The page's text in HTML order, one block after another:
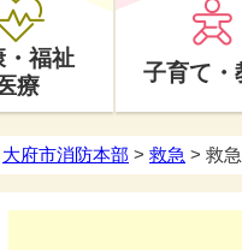
・福祉
療
子育て・
大府市消防本部 > 救急 > 救